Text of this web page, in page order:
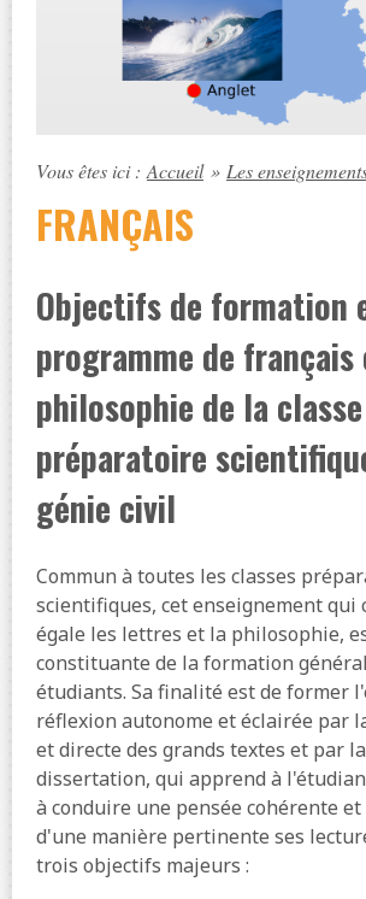
Vous êtes ici : Accueil » Les
FRANÇAIS
Objectifs de formation
programme de français
philosophie de la classe
préparatoire
génie civil
Commun à toutes les classes
scientifiques, cet enseignement qui
égale les lettres et la philosophie,
constituante de la formation
étudiants. Sa finalité est de former
réflexion autonome et éclairée par
et directe des grands textes et par
dissertation, qui apprend à
à conduire une pensée cohérente
d'une manière pertinente ses
trois objectifs majeurs :